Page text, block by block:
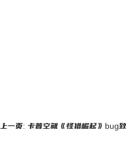
上一页: 卡普空就《怪猎崛起》bug